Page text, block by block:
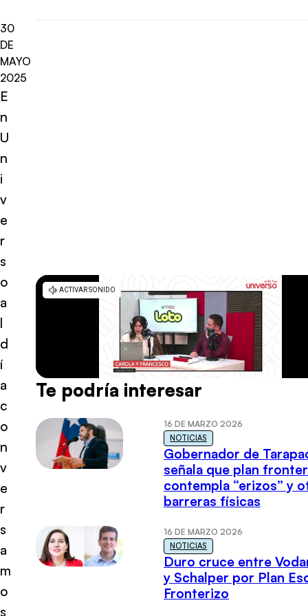
30
DE
MAYO
2025
E
n
U
n
i
v
e
r
s
o
a
l
d
í
a
c
o
n
v
e
r
s
a
m
o
s
Te podría interesar
16 DE MARZO 2026
NOTICIAS
Gobernador de
señala que plan
contempla “erizos” y
barreras físicas
16 DE MARZO 2026
NOTICIAS
Duro cruce entre
y Schalper por Plan
Fronterizo